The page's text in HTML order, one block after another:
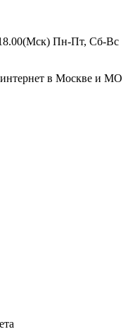
Пн-Пт, Сб-Вс
в Москве и МО